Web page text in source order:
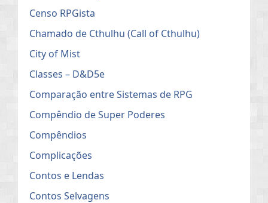
Censo RPGista
Chamado de Cthulhu (Call of Cthulhu)
City of Mist
Classes – D&D5e
Comparação entre Sistemas de RPG
Compêndio de Super Poderes
Compêndios
Complicações
Contos e Lendas
Contos Selvagens